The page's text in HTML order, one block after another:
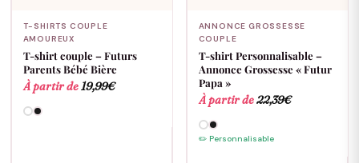
T-SHIRTS COUPLE
AMOUREUX
T-shirt couple – Futurs
Parents Bébé Bière
À partir de 19,99€
ANNONCE GROSSESSE
COUPLE
T-shirt Personnalisable –
Annonce Grossesse « Futur
Papa »
À partir de22,39€
✏️ Personnalisable